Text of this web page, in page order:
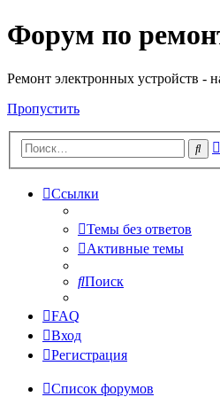
Регистрация
Форум по
Ремонт электронных устройств -
Пропустить
Ссылки
Темы без ответов
Активные темы
Поиск
FAQ
Вход
Регистрация
Список форумов